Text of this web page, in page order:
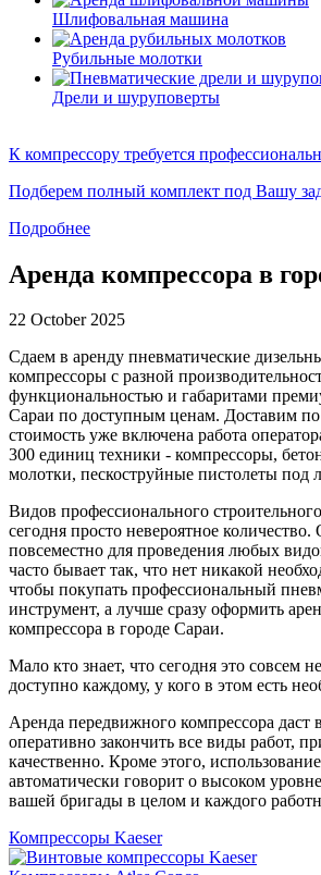
Шлифовальная машина
Рубильные молотки
Дрели и шуруповерты
К компрессору требуется
Подберем полный комплект под Вашу
Подробнее
Аренда компрессора в
22 October 2025
Сдаем в аренду пневматические
компрессоры с разной
функциональностью и габаритами
Сараи по доступным ценам. Доставим
стоимость уже включена работа
300 единиц техники - компрессоры,
молотки, пескоструйные пистолеты под
Видов профессионального
сегодня просто невероятное количество.
повсеместно для проведения любых
часто бывает так, что нет никакой
чтобы покупать профессиональный
инструмент, а лучше сразу оформить
компрессора в городе Сараи.
Мало кто знает, что сегодня это совсем
доступно каждому, у кого в этом есть
Аренда передвижного компрессора даст
оперативно закончить все виды работ,
качественно. Кроме этого,
автоматически говорит о высоком
вашей бригады в целом и каждого
Компрессоры Kaeser